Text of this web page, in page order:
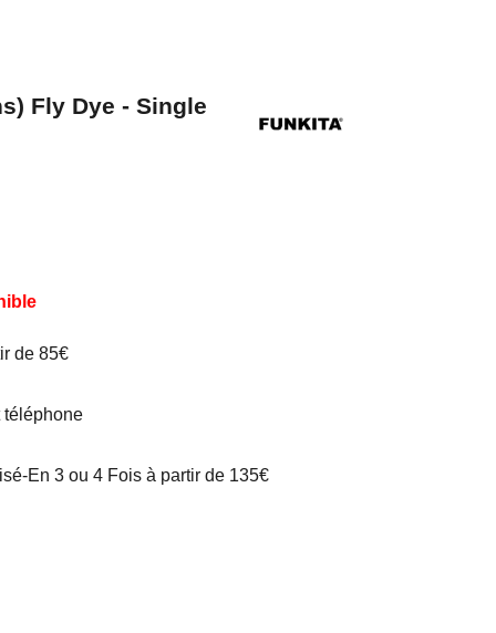
Fly Dye - Single
de 85€
téléphone
En 3 ou 4 Fois à partir de 135€